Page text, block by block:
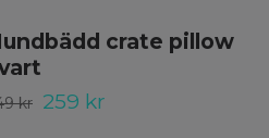
crate pillow
kr 259 kr